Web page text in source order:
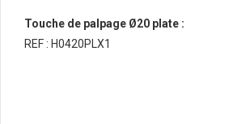
Touche de palpage Ø20 plate :
REF : H0420PLX1